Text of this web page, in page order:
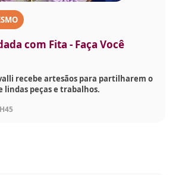
com Fita - Faça Você
recebe artesãos para partilharem o
lindas peças e trabalhos.